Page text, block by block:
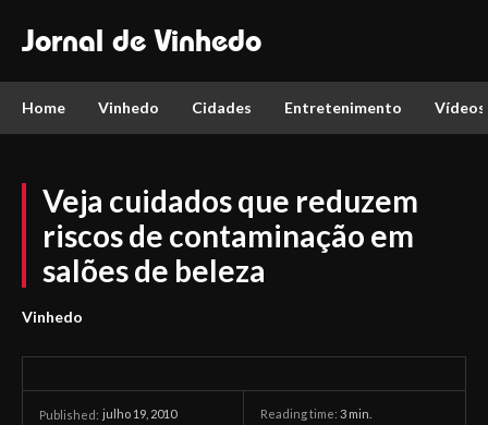
Jornal de Vinhedo
Home Vinhedo Cidades Entretenimento Vídeos
Veja cuidados que reduzem
riscos de contaminação em
salões de beleza
Vinhedo
Published: julho 19, 2010 Reading time: 3 min.